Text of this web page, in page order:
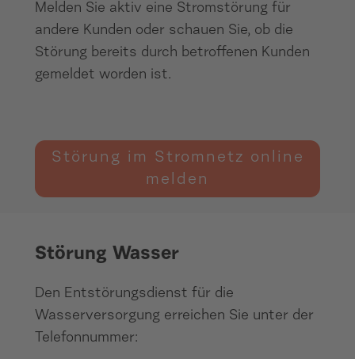
Melden Sie aktiv eine Stromstörung für
andere Kunden oder schauen Sie, ob die
Störung bereits durch betroffenen Kunden
gemeldet worden ist.
Störung im Stromnetz online
melden
Störung Wasser
Den Entstörungsdienst für die
Wasserversorgung erreichen Sie unter der
Telefonnummer: